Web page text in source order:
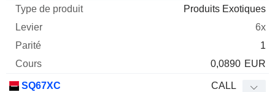
Produits Exotiques
6x
1
0,0890 EUR
SQ67XC CALL